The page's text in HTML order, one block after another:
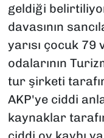
geldiği
davasının
yarısı çocuk 79
odalarının
tur şirketi
AKP'ye ciddi
kaynaklar